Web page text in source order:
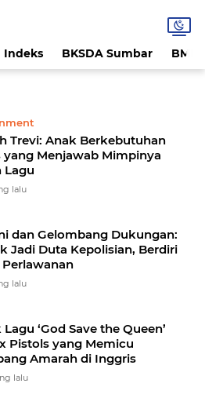
Indeks BKSDA Sumbar
Trevi: Anak Berkebutuhan
yang Menjawab Mimpinya
Lagu
lalu
dan Gelombang Dukungan:
Jadi Duta Kepolisian, Berdiri
lalu
‘God Save the Queen’
Pistols yang Memicu
Amarah di Inggris
lalu